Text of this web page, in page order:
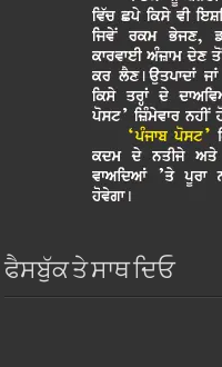
ਫੈਸਬੁੱਕ ਤੇ ਸਾਥ ਦਿਓ